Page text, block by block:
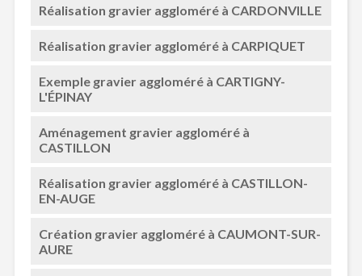
Réalisation gravier aggloméré à CARDONVILLE
Réalisation gravier aggloméré à CARPIQUET
Exemple gravier aggloméré à CARTIGNY-
L'ÉPINAY
Aménagement gravier aggloméré à
CASTILLON
Réalisation gravier aggloméré à CASTILLON-
EN-AUGE
Création gravier aggloméré à CAUMONT-SUR-
AURE